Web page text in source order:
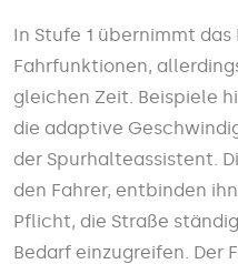
In Stufe 1 übernimmt
Fahrfunktionen,
gleichen Zeit. Beispiele
die adaptive
der Spurhalteassistent.
den Fahrer, entbinden
Pflicht, die Straße
Bedarf einzugreifen. Der